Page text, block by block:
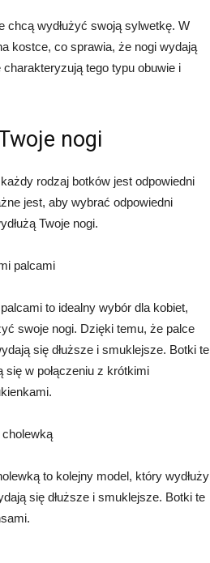
chcą wydłużyć swoją sylwetkę. W
kostce, co sprawia, że nogi wydają
tego typu obuwie i
nogi
rodzaj botków jest odpowiedni
jest, aby wybrać odpowiedni
Twoje nogi.
palcami
to idealny wybór dla kobiet,
swoje nogi. Dzięki temu, że palce
się dłuższe i smuklejsze. Botki te
się w połączeniu z krótkimi
to kolejny model, który wydłuży
się dłuższe i smuklejsze. Botki te